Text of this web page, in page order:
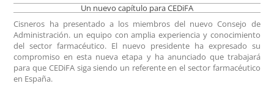
Un nuevo capítulo para CEDiFA
Cisneros ha presentado a los miembros del nuevo Consejo de
Administración. un equipo con amplia experiencia y conocimiento
del sector farmacéutico. El nuevo presidente ha expresado su
compromiso en esta nueva etapa y ha anunciado que trabajará
para que CEDiFA siga siendo un referente en el sector farmacéutico
en España.